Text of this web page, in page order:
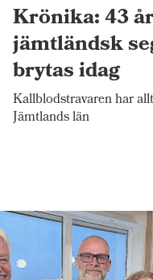
Krönika: 43
jämtländsk
brytas idag
Kallblodstravaren har
Jämtlands län